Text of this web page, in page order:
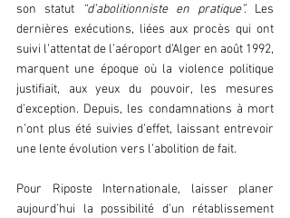
son statut
“d’abolitionniste en pratique”. Les
dernières exécutions, liées aux procès qui ont
suivi l’attentat de l’aéroport d’Alger en août 1992,
marquent une époque où la violence politique
justifiait, aux yeux du pouvoir, les mesures
d’exception. Depuis, les condamnations à mort
n’ont plus été suivies d’effet, laissant entrevoir
une lente évolution vers l’abolition de fait.
Pour Riposte Internationale, laisser planer
aujourd’hui la possibilité d’un rétablissement